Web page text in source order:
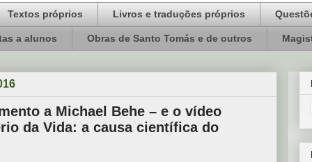
Textos próprios Livros e traduções próprios
a alunos Obras de Santo Tomás e de outros
a Michael Behe – e o vídeo
da Vida: a causa científica do